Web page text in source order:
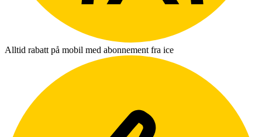
Alltid rabatt på mobil med abonnement fra ice